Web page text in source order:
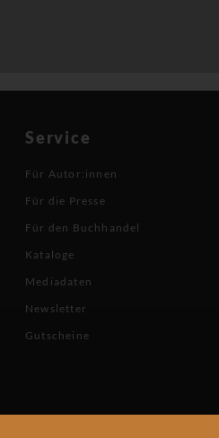
Service
Für Autor:innen
Für die Presse
Für den Buchhandel
Kataloge
Mediadaten
Newsletter
Gutscheine